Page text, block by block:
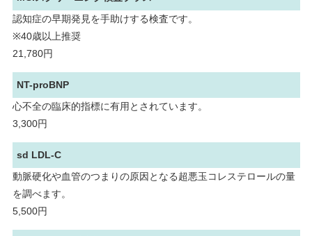
認知症の早期発見を手助けする検査です。
※40歳以上推奨
21,780円
NT-proBNP
心不全の臨床的指標に有用とされています。
3,300円
sd LDL-C
動脈硬化や血管のつまりの原因となる超悪玉コレステロールの量
を調べます。
5,500円